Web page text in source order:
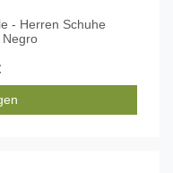
- Herren Schuhe